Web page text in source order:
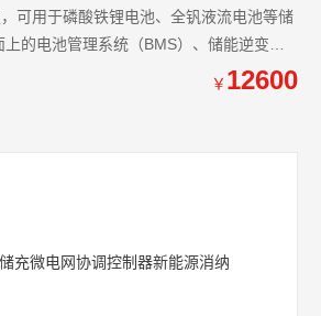
可用于磷酸铁锂电池、全钒液流电池等储
的电池管理系统（BMS）、储能逆变器
力环境、消防储能柜内数据的统一采
控制、能量协调、联动保护、经济优化增
￥ 12600